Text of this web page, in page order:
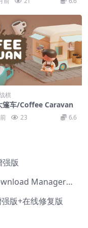
棋
篷车/Coffee Caravan
23 6.6
版
IDM下载器中文版 Internet Download Manager v6.42.36 IDM
版+在线修复版